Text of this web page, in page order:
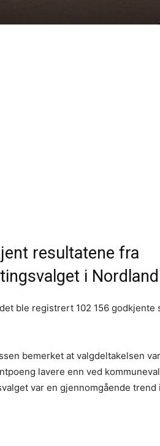
resultatene fra
i
ble registrert 102 156 godkjente
bemerket at valgdeltakelsen
lavere enn ved
var en gjennomgående trend